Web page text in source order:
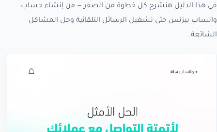
في هذا الدليل هنشرح كل خطوة من الصفر — من إنشاء حساب
واتساب بيزنس حتى تشغيل الرسائل التلقائية وحل المشاكل
الشائعة.